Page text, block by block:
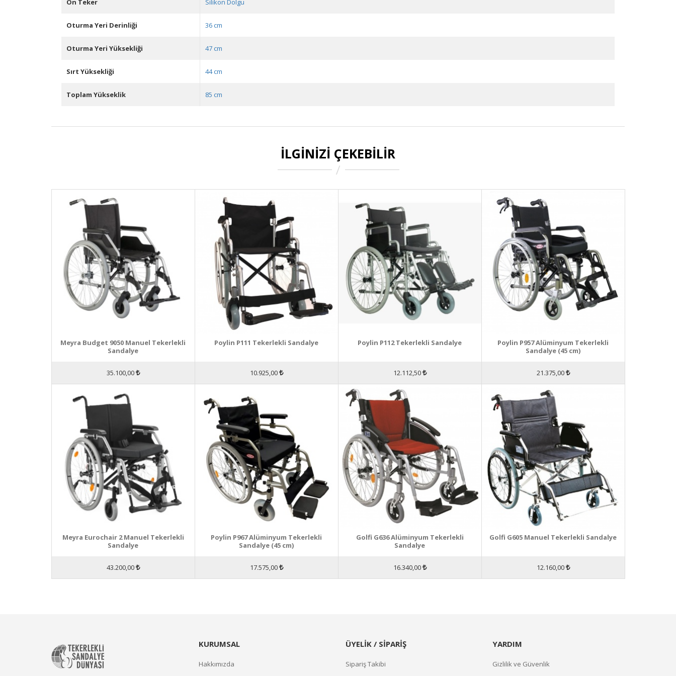
Ön Teker Silikon Dolgu
Oturma Yeri Derinliği 36 cm
Oturma Yeri Yüksekliği 47 cm
Sırt Yüksekliği 44 cm
Toplam Yükseklik 85 cm
İLGINIZI ÇEKEBILIR
Meyra Budget 9050 Manuel Tekerlekli
Sandalye
35.100,00
Poylin P111 Tekerlekli Sandalye
10.925,00
Poylin P112 Tekerlekli Sandalye
12.112,50
Poylin P957 Alüminyum Tekerlekli
Sandalye (45 cm)
21.375,00
Meyra Eurochair 2 Manuel Tekerlekli
Sandalye
43.200,00
Poylin P967 Alüminyum Tekerlekli
Sandalye (45 cm)
17.575,00
Golfi G636 Alüminyum Tekerlekli
Sandalye
16.340,00
Golfi G605 Manuel Tekerlekli Sandalye
12.160,00
KURUMSAL
Hakkımızda
ÜYELİK / SİPARİŞ
Sipariş Takibi
YARDIM
Gizlilik ve Güvenlik